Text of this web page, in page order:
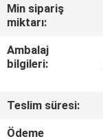
FABRIKA
TURU
KONTROL
Min sipariş
miktarı:
Ambalaj
bilgileri:
Teslim süresi:
Ödeme